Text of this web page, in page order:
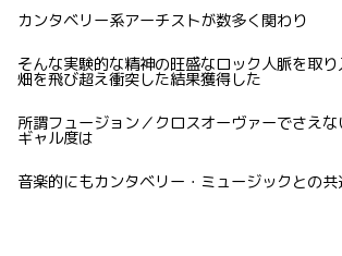
カンタベリー系アーチストが数多く関わり
そんな実験的な精神の旺盛なロック人脈を取
畑を飛び超え衝突した結果獲得した
所謂フュージョン／クロスオーヴァーでさえ
ギャル度は
音楽的にもカンタベリー・ミュージックとの